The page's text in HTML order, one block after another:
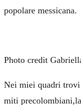
popolare messicana.
Photo credit
Nei miei quadri
miti